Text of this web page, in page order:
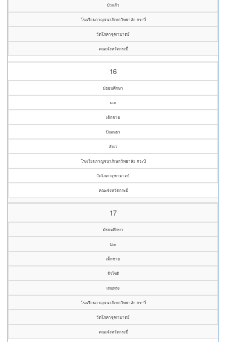
บัวแก้ว
โรงเรียนกาญจนาภิเษกวิทยาลัย กระบี่
วัดโภคาจุฑามาตย์
คณะจังหวัดกระบี่
16
มัธยมศึกษา
ม.๓
เด็กชาย
ปัณณธร
สังเว
โรงเรียนกาญจนาภิเษกวิทยาลัย กระบี่
วัดโภคาจุฑามาตย์
คณะจังหวัดกระบี่
17
มัธยมศึกษา
ม.๓
เด็กชาย
ธีรโชติ
เหมทรง
โรงเรียนกาญจนาภิเษกวิทยาลัย กระบี่
วัดโภคาจุฑามาตย์
คณะจังหวัดกระบี่